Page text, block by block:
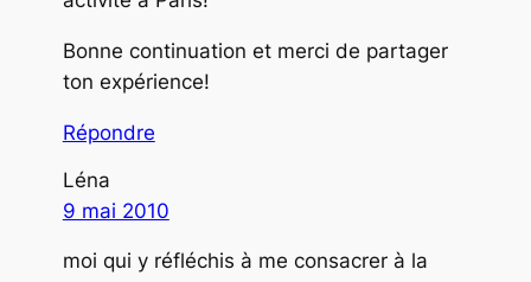
Bonne continuation et merci de partager
ton expérience!
Répondre
Léna
9 mai 2010
moi qui y réfléchis à me consacrer à la